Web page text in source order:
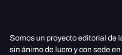
Somos un proyecto editorial de
sin ánimo de lucro y con sede